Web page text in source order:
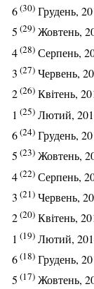
6(30) Грудень,
5 (29) Жовтень,
4(28) Серпень,
3 (27) Червень,
2(26) Квітень,
1 (25) Лютий,
6(24) Грудень,
5 (23) Жовтень,
4(22) Серпень,
3 (21) Червень,
2(20) Квітень,
1 (19) Лютий,
6(18) Грудень,
5 (17) Жовтень,